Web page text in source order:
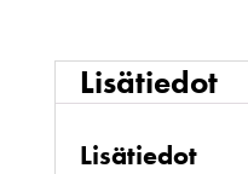
Lisätiedot
Lisätiedot